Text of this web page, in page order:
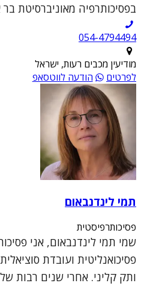
בפסיכותרפיה מאוניברסיטת בר
054-4794494
מודיעין מכבים רעות, ישראל
לפרטים
הודעה לווטסאפ
תמי לינדנבאום
פסיכותרפיסטית
שמי תמי לינדנבאום, אני
ותק קליני. אחרי שנים רבות